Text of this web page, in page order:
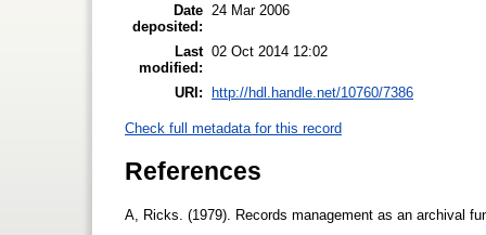
Date
deposited:
24 Mar 2006
Last
modified:
02 Oct 2014 12:02
URI: http://hdl.handle.net/10760/7386
Check full metadata for this record
References
A, Ricks. (1979). Records management as an archival